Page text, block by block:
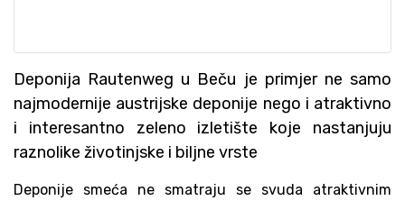
Deponija Rautenweg u Beču je primjer ne samo
najmodernije austrijske deponije nego i atraktivno
i interesantno zeleno izletište koje nastanjuju
raznolike životinjske i biljne vrste
Deponije smeća ne smatraju se svuda atraktivnim